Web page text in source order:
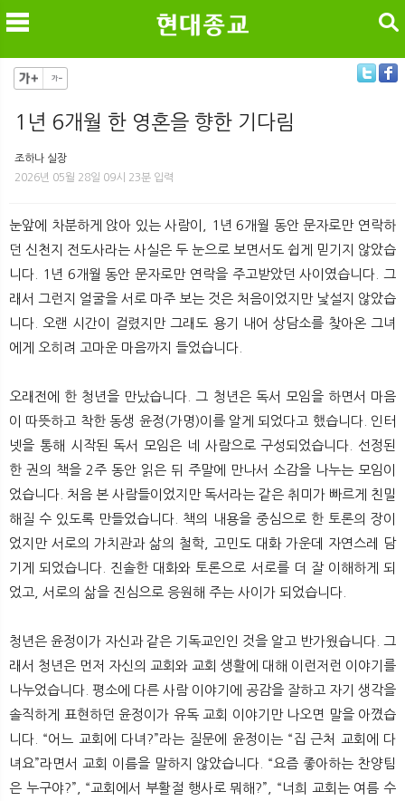
뉴 색
검색
1년 6개월 한 영혼을 향한 기다림
조하나 실장
2026년 05월 28일 09시 23분 입력
눈앞에 차분하게 앉아 있는 사람이, 1년 6개월 동안 문자로만 연락하
던 신천지 전도사라는 사실은 두 눈으로 보면서도 쉽게 믿기지 않았습
니다. 1년 6개월 동안 문자로만 연락을 주고받았던 사이였습니다. 그
래서 그런지 얼굴을 서로 마주 보는 것은 처음이었지만 낯설지 않았습
니다. 오랜 시간이 걸렸지만 그래도 용기 내어 상담소를 찾아온 그녀
에게 오히려 고마운 마음까지 들었습니다.
오래전에 한 청년을 만났습니다. 그 청년은 독서 모임을 하면서 마음
이 따뜻하고 착한 동생 윤정(가명)이를 알게 되었다고 했습니다. 인터
넷을 통해 시작된 독서 모임은 네 사람으로 구성되었습니다. 선정된
한 권의 책을 2주 동안 읽은 뒤 주말에 만나서 소감을 나누는 모임이
었습니다. 처음 본 사람들이었지만 독서라는 같은 취미가 빠르게 친밀
해질 수 있도록 만들었습니다. 책의 내용을 중심으로 한 토론의 장이
었지만 서로의 가치관과 삶의 철학, 고민도 대화 가운데 자연스레 담
기게 되었습니다. 진솔한 대화와 토론으로 서로를 더 잘 이해하게 되
었고, 서로의 삶을 진심으로 응원해 주는 사이가 되었습니다.
청년은 윤정이가 자신과 같은 기독교인인 것을 알고 반가웠습니다. 그
래서 청년은 먼저 자신의 교회와 교회 생활에 대해 이런저런 이야기를
나누었습니다. 평소에 다른 사람 이야기에 공감을 잘하고 자기 생각을
솔직하게 표현하던 윤정이가 유독 교회 이야기만 나오면 말을 아꼈습
니다. “어느 교회에 다녀?”라는 질문에 윤정이는 “집 근처 교회에 다
녀요”라면서 교회 이름을 말하지 않았습니다. “요즘 좋아하는 찬양팀
은 누구야?”, “교회에서 부활절 행사로 뭐해?”, “너희 교회는 여름 수